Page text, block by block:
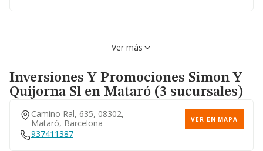
Calle Del Progres, 48, 08904,
Hospitalet De Llobregat (l'),
934482647
Ver más
Inversiones Y Promociones Simon Y
Quijorna Sl en Mataró (3 sucursales)
Camino Ral, 635, 08302,
Mataró, Barcelona
VER EN MAPA
937411387